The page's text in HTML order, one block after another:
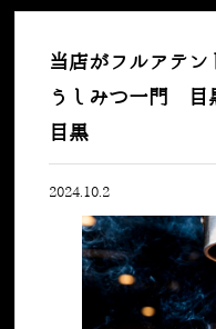
当店がフルアテ
うしみつ一門 目
目黒
2024.10.2